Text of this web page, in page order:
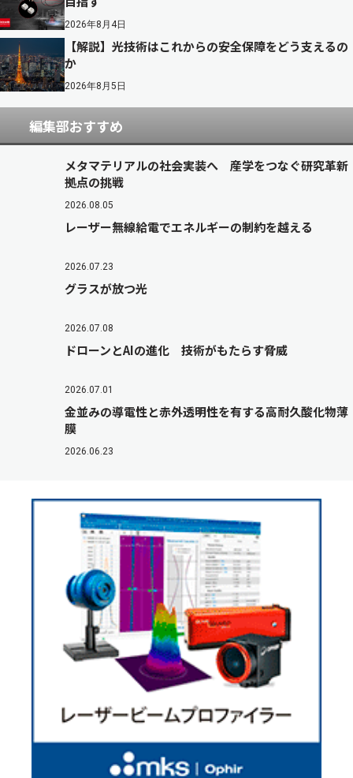
2026年8月4日
【解説】光技術はこれからの安全保障をどう支えるの
か
2026年8月5日
編集部おすすめ
メタマテリアルの社会実装へ 産学をつなぐ研究革新
拠点の挑戦
2026.08.05
レーザー無線給電でエネルギーの制約を越える
2026.07.23
グラスが放つ光
2026.07.08
ドローンとAIの進化 技術がもたらす脅威
2026.07.01
金並みの導電性と赤外透明性を有する高耐久酸化物薄
膜
2026.06.23